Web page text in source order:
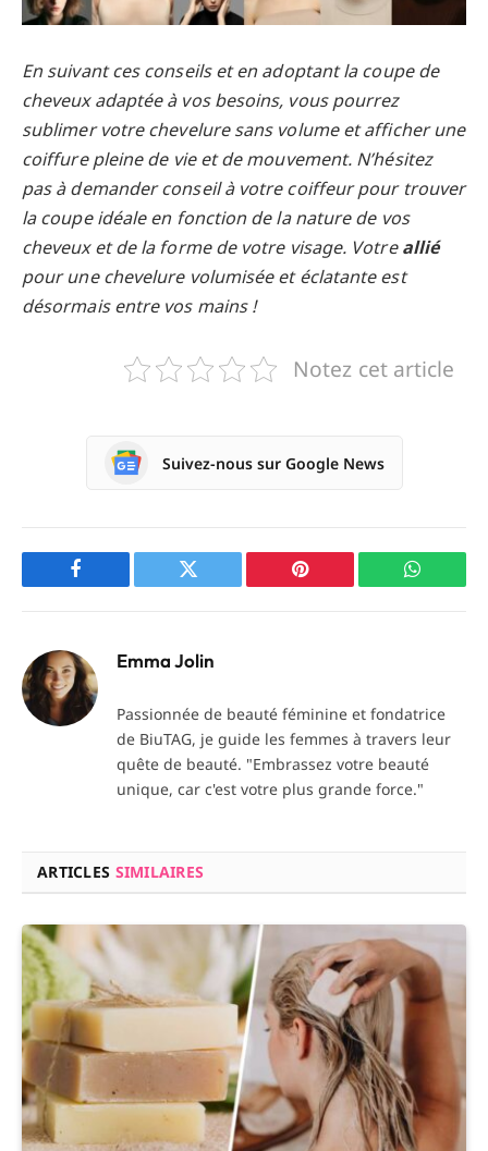
En suivant ces conseils et en adoptant la coupe de
cheveux adaptée à vos besoins, vous pourrez
sublimer votre chevelure sans volume et afficher une
coiffure pleine de vie et de mouvement. N’hésitez
pas à demander conseil à votre coiffeur pour trouver
la coupe idéale en fonction de la nature de vos
cheveux et de la forme de votre visage. Votreallié
pour une chevelure volumisée et éclatante est
désormais entre vos mains !
Notez cet article
Suivez-nous sur Google News
Facebook Twitter Pinterest
Emma Jolin
Passionnée de beauté féminine et fondatrice
de BiuTAG, je guide les femmes à travers leur
quête de beauté. "Embrassez votre beauté
unique, car c'est votre plus grande force."
ARTICLES SIMILAIRES